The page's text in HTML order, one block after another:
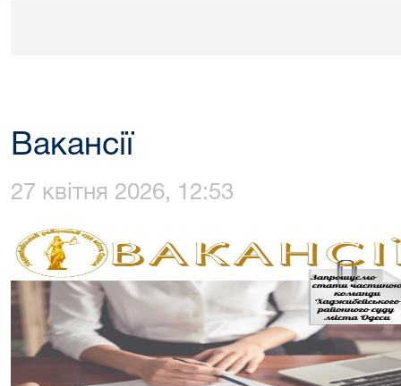
Вакансії
27 квітня 2026, 12:53